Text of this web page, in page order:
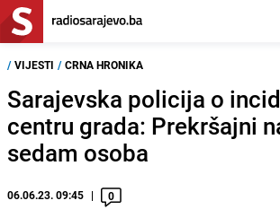
/ VIJESTI / CRNA HRONIKA
Sarajevska policija o
centru grada: Prekršajni
sedam osoba
06.06.23. 09:45 0